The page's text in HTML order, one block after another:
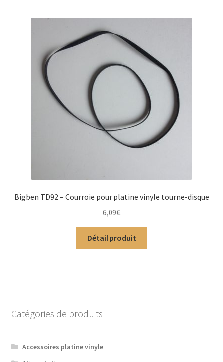
Bigben TD92 – Courroie pour platine vinyle tourne-disque
6,09€
Détail produit
Catégories de produits
Accessoires platine vinyle